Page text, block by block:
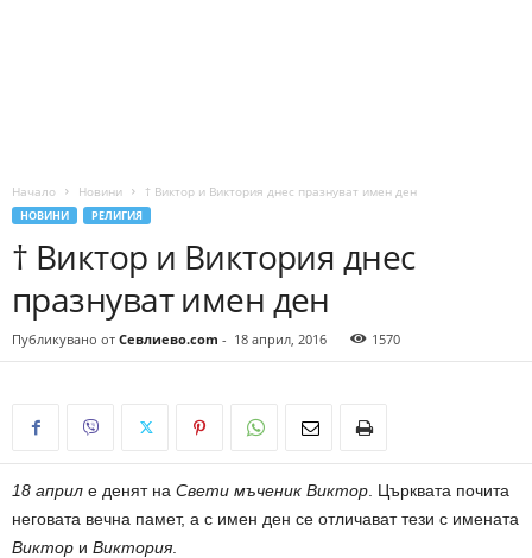
Начало Новини † Виктор и Виктория днес празнуват имен ден
НОВИНИ РЕЛИГИЯ
† Виктор и Виктория днес
празнуват имен ден
Публикувано от Севлиево.com - 18 април, 2016 1570
18 април е денят на Свети мъченик Виктор . Църквата почита
неговата вечна памет, а с имен ден се отличават тези с имената
Виктор и Виктория